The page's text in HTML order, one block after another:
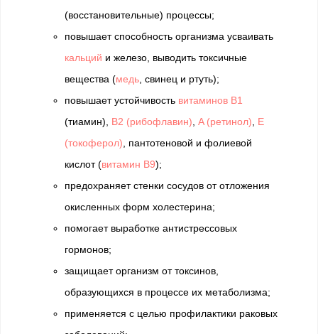
(восстановительные) процессы;
повышает способность организма усваивать
кальций и железо, выводить токсичные
вещества (медь , свинец и ртуть);
повышает устойчивость витаминов В1
(тиамин), В2 (рибофлавин) A (ретинол)
E
(токоферол) , пантотеновой и фолиевой
кислот (витамин В9);
предохраняет стенки сосудов от отложения
окисленных форм холестерина;
помогает выработке антистрессовых
гормонов;
защищает организм от токсинов,
образующихся в процессе их метаболизма;
применяется с целью профилактики раковых